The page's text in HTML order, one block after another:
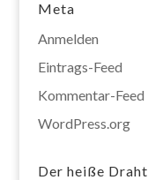
Meta
Anmelden
Eintrags-Feed
Kommentar-Feed
WordPress.org
Der heiße Draht